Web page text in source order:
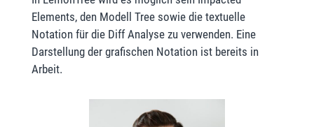
Elements, den Modell Tree sowie die textuelle
Notation für die Diff Analyse zu verwenden. Eine
Darstellung der grafischen Notation ist bereits in
Arbeit.